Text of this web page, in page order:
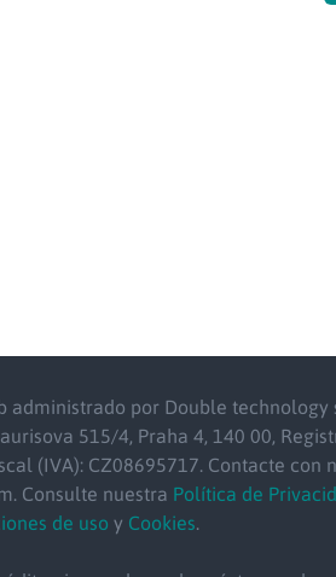
administrado por Double technology
515/4, Praha 4, 140 00,
(IVA): CZ08695717. Contacte con
Consulte nuestra Política de
de uso y Cookies.